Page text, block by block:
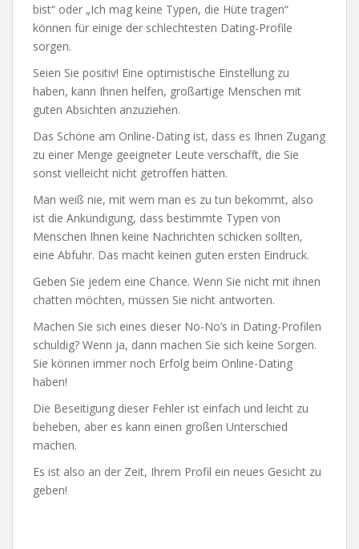
bist“ oder „Ich mag keine Typen, die Hüte tragen“
können für einige der schlechtesten Dating-Profile
sorgen.
Seien Sie positiv! Eine optimistische Einstellung zu
haben, kann Ihnen helfen, großartige Menschen mit
guten Absichten anzuziehen.
Das Schöne am Online-Dating ist, dass es Ihnen Zugang
zu einer Menge geeigneter Leute verschafft, die Sie
sonst vielleicht nicht getroffen hätten.
Man weiß nie, mit wem man es zu tun bekommt, also
ist die Ankündigung, dass bestimmte Typen von
Menschen Ihnen keine Nachrichten schicken sollten,
eine Abfuhr. Das macht keinen guten ersten Eindruck.
Geben Sie jedem eine Chance. Wenn Sie nicht mit ihnen
chatten möchten, müssen Sie nicht antworten.
Machen Sie sich eines dieser No-No’s in Dating-Profilen
schuldig? Wenn ja, dann machen Sie sich keine Sorgen.
Sie können immer noch Erfolg beim Online-Dating
haben!
Die Beseitigung dieser Fehler ist einfach und leicht zu
beheben, aber es kann einen großen Unterschied
machen.
Es ist also an der Zeit, Ihrem Profil ein neues Gesicht zu
geben!